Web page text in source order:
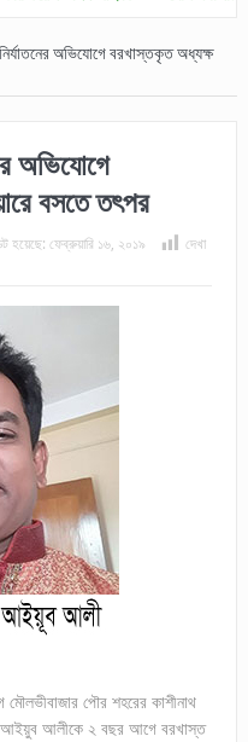
অভিযোগে বরখাস্তকৃত অধ্যক্ষ
অভিযোগে
বসতে তৎপর
হয়েছে: ফেব্রুয়ারি ১৬, ২০১৯
দেখা
মৌলভীবাজার পৌর শহরের কাশীনাথ
আইয়ুব আলীকে ২ বছর আগে বরখাস্ত